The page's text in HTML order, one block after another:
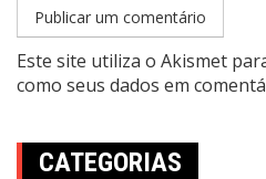
Este site utiliza o Akismet
como seus dados em
CATEGORIAS